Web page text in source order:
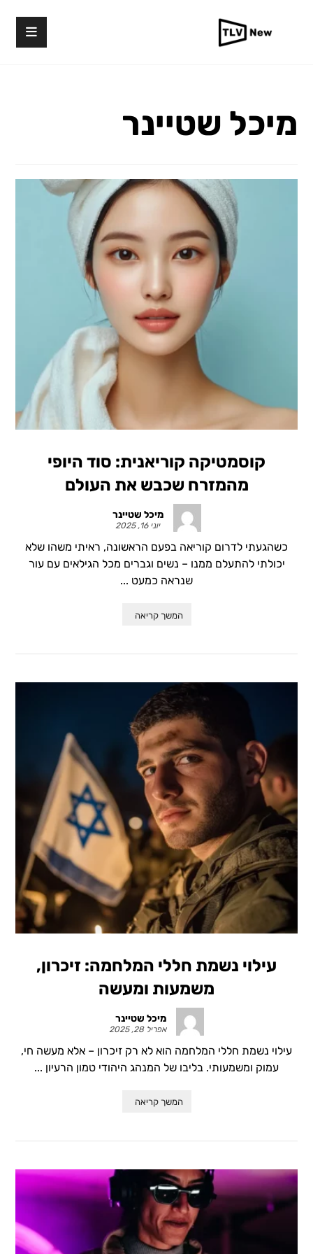
מיכל שטיינר
קוסמטיקה קוריאנית: סוד היופי
מהמזרח שכבש את העולם
מיכל שטיינר
יוני 16, 2025
כשהגעתי לדרום קוריאה בפעם הראשונה, ראיתי משהו שלא
יכולתי להתעלם ממנו – נשים וגברים מכל הגילאים עם עור
שנראה כמעט ...
המשך קריאה
עילוי נשמת חללי המלחמה: זיכרון,
משמעות ומעשה
מיכל שטיינר
אפריל 28, 2025
עילוי נשמת חללי המלחמה הוא לא רק זיכרון – אלא מעשה חי,
עמוק ומשמעותי. בליבו של המנהג היהודי טמון הרעיון ...
המשך קריאה